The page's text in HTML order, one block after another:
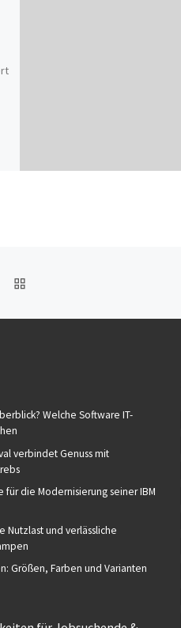
Welche Software IT-
verbindet Genuss mit
für die Modernisierung seiner IBM
Nutzlast und verlässliche
Größen, Farben und Varianten